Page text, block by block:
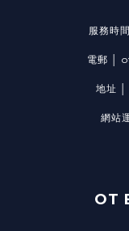
服務時
電郵 │
地址 │
網站
OT